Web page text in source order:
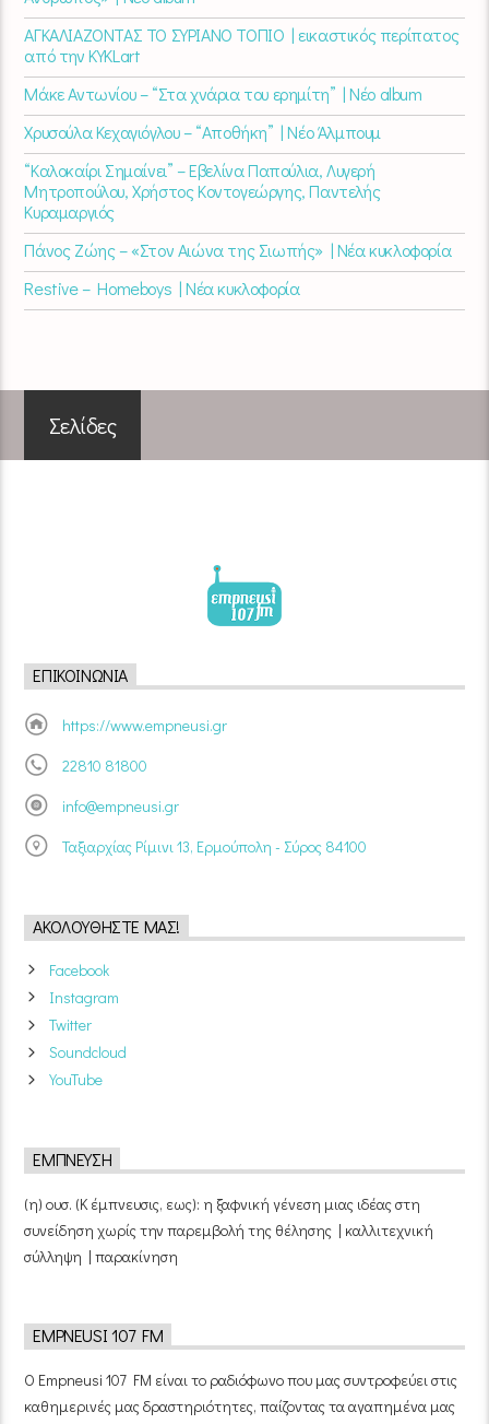
ΑΓΚΑΛΙΑΖΟΝΤΑΣ ΤΟ ΣΥΡΙΑΝΟ ΤΟΠΙΟ | εικαστικός περίπατος
από την KYKLart
Μάκε Αντωνίου – “Στα χνάρια του ερημίτη” | Νέο album
Χρυσούλα Κεχαγιόγλου – “Αποθήκη” | Νέο Άλμπουμ
“Καλοκαίρι Σημαίνει” – Εβελίνα Παπούλια, Λυγερή
Μητροπούλου, Χρήστος Κοντογεώργης, Παντελής
Κυραμαργιός
Πάνος Ζώης – «Στον Αιώνα της Σιωπής» | Νέα κυκλοφορία
Restive – Homeboys | Νέα κυκλοφορία
Σελίδες
ΕΠΙΚΟΙΝΩΝΊΑ
https://www.empneusi.gr
22810 81800
info@empneusi.gr
Ταξιαρχίας Ρίμινι 13, Ερμούπολη - Σύρος 84100
ΑΚΟΛΟΥΘΉΣΤΕ ΜΑΣ!
Facebook
Instagram
Twitter
Soundcloud
YouTube
ΈΜΠΝΕΥΣΗ
(η) ουσ. (Κ έμπνευσις, εως): η ξαφνική γένεση μιας ιδέας στη
συνείδηση χωρίς την παρεμβολή της θέλησης | καλλιτεχνική
σύλληψη | παρακίνηση
EMPNEUSI 107 FM
Ο Empneusi 107 FM είναι το ραδιόφωνο που μας συντροφεύει στις
καθημερινές μας δραστηριότητες, παίζοντας τα αγαπημένα μας